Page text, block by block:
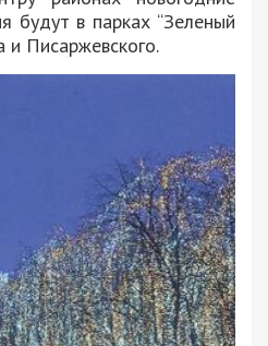
будут в парках “Зеленый
и Писаржевского.